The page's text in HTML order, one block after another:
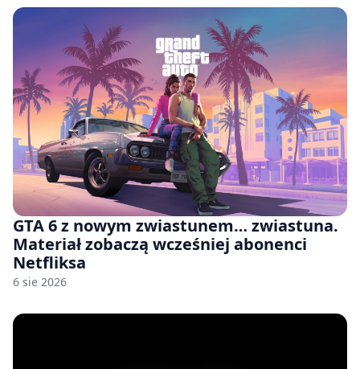
GTA 6 z nowym zwiastunem… zwiastuna.
Materiał zobaczą wcześniej abonenci
Netfliksa
6 sie 2026